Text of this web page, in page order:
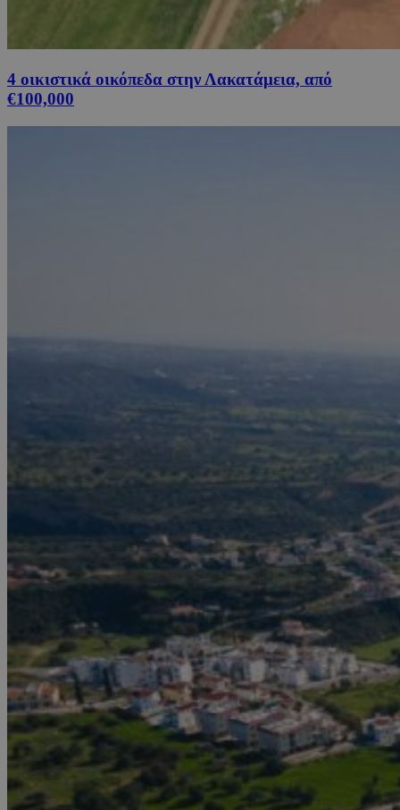
4 οικιστικά οικόπεδα στην Λακατάμεια, από
€100,000